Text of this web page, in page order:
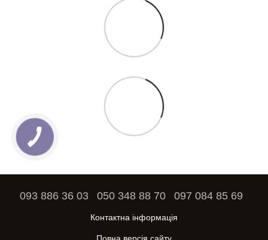
093 886 36 03 050 348 88 70 097 084 85 69
Контактна інформація